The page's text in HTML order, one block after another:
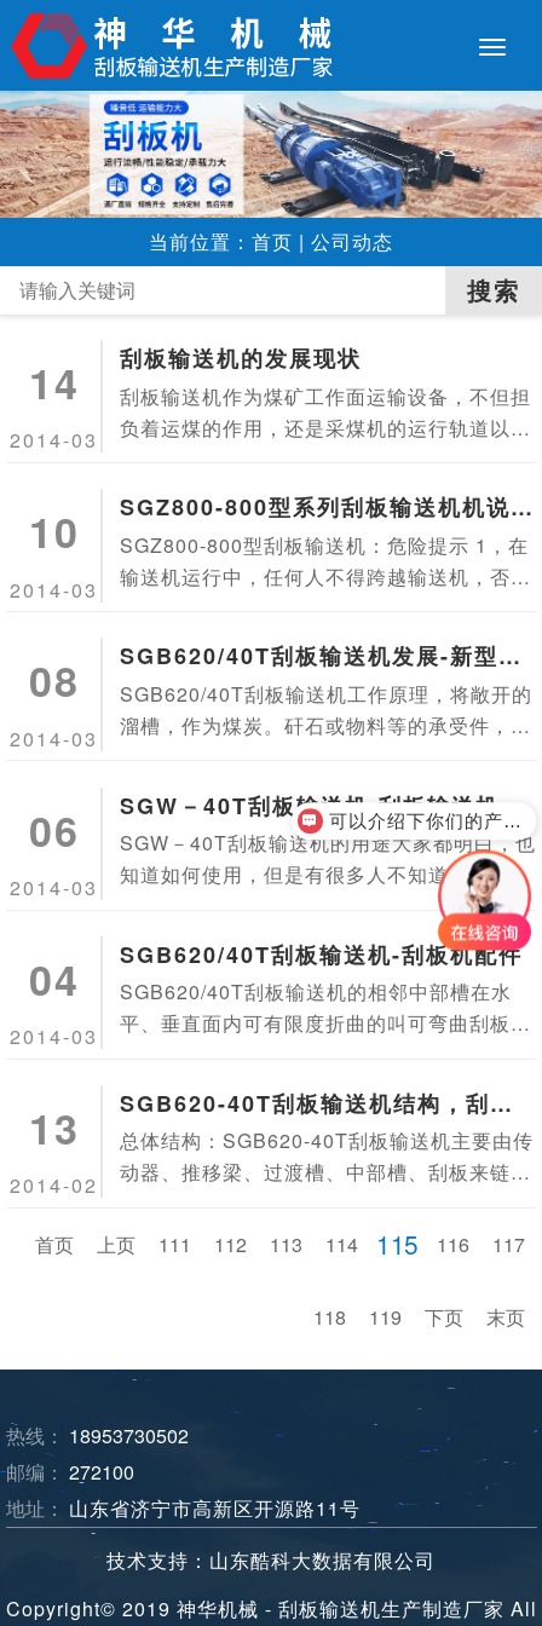
当前位置： 首页 | 公司动态
14
2014-03
刮板输送机的发展现状
刮板输送机作为煤矿工作面运输设备，不但担
负着运煤的作用，还是采煤机的运行轨道以及
悬挂工作面设备的电缆。水管等。所以，刮板
输送机的可靠、稳定、...
10
2014-03
SGZ800-800型系列刮板输送机机说明
书
SGZ800-800型刮板输送机：危险提示 1，在
输送机运行中，任何人不得跨越输送机，否则
得站在输送机的煤壁侧，否则将导致受伤...
08
2014-03
SGB620/40T刮板输送机发展-新型刮
板输送机
SGB620/40T刮板输送机工作原理，将敞开的
溜槽，作为煤炭。矸石或物料等的承受件，将
动部启动后，带动机头轴上的链轮旋转，使刮
板链循环运行...
06
2014-03
SGW－40T刮板输送机-刮板输送机型
号
SGW－40T刮板输送机的用途大家都明白，也
知道如何使用，但是有很多人不知道怎么维护
和保养，导致了SGW－40T刮板输送机没有原
来效率高或者好用之类的，要想提高效率，就
要懂得怎么维...
04
2014-03
SGB620/40T刮板输送机-刮板机配件
SGB620/40T刮板输送机的相邻中部槽在水
平、垂直面内可有限度折曲的叫可弯曲刮板输
90度弯曲设置的工作面输送机叫“拐角刮板输
送机”。
13
2014-02
SGB620-40T刮板输送机结构，刮板
输送机型号
总体结构：SGB620-40T刮板输送机主要由传
动器、推移梁、过渡槽、中部槽、刮板来链。
首页
上页 111 112 113 114 115 116 117
118 119 下页 末页
热线： 18953730502
邮编： 272100
地址： 山东省济宁市高新区开源路11号
技术支持：山东酷科大数据有限公司
Copyright© 2019 神华机械 - 刮板输送机生产制造厂家 All
可以介绍下你们的产品么？